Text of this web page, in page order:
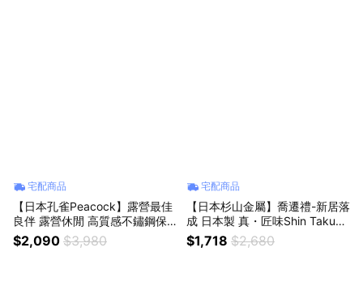
宅配商品
【日本孔雀Peacock】露營最佳
良伴 露營休閒 高質感不鏽鋼保
溫桶保冷桶 茶桶 商用+露營-6.1
L(日本製)(附接水杯x2)
$2,090 $3,980
宅配商品
【日本杉山金屬】喬遷禮-新居落
成 日本製 真・匠味Shin Takumi
鐵鍋 平底橢圓鍋 煎魚鍋 31.5cm
(IH全對應)
$1,718 $2,680